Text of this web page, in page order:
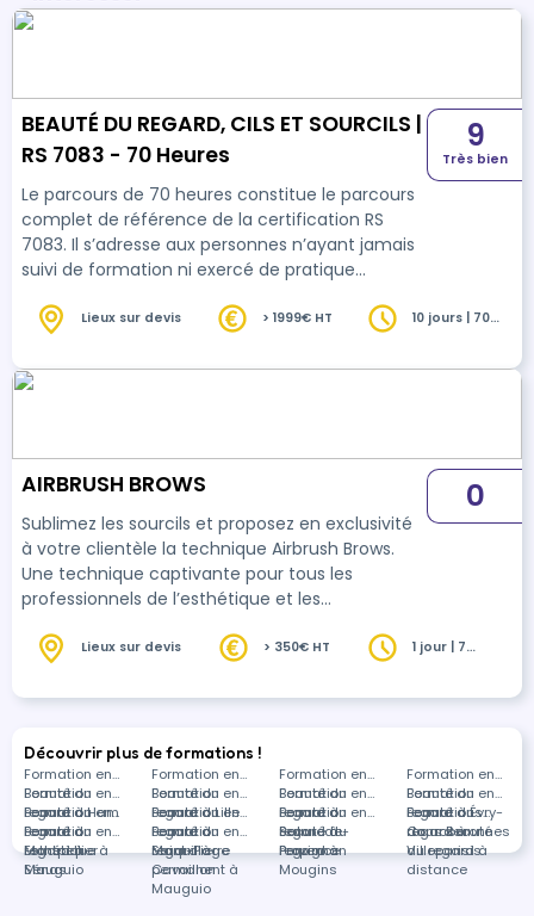
BEAUTÉ DU REGARD, CILS ET SOURCILS |
RS 7083 - 70 Heures
Le parcours de 70 heures constitue le parcours
complet de référence de la certification RS
7083. Il s’adresse aux personnes n’ayant jamais
suivi de formation ni exercé de pratique
l’embellissement du regard, ainsi qu’aux
des compétences nécessaires à l’exercice
sécurisé et autonome de cette activité. Ce
9
Très bien
Lieux sur devis > 1999€ HT
10 jours | 70
AIRBRUSH BROWS
Sublimez les sourcils et proposez en exclusivité
à votre clientèle la technique Airbrush Brows.
Une technique captivante pour tous les
professionnels de l’esthétique et les
Le airbrush vous permet d’appliquer la
résultats en le combinant avec les techniques
: restructuration, mapping, browlift, colorimétrie,
épilation au fil et à la pince.
0
Lieux sur devis > 350€ HT
1 jour | 7
Découvrir plus de formations !
Formation en
Beauté du
regard à Ham
Formation en
Beauté du
regard à Lille
Formation en
Beauté du
regard à
Salon-de-
Provence
Formation en
Beauté du
regard à Évry-
Courcouronnes
Formation en
Beauté du
regard à
Montpellier
Formation en
Beauté du
regard à
Saint-Pierre
Formation en
Beauté du
regard à
Perpignan
Formation en
Beauté du
regard à
Villeparisis
Formation en
Beauté du
regard à
Sénas
Formation en
Beauté du
regard à
Cavaillon
Formation en
Beauté du
regard à
Mougins
Formations
dans Beauté
du regard à
distance
Formation en
Esthétique à
Mauguio
Formation en
Maquillage
permanent à
Mauguio